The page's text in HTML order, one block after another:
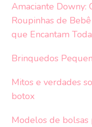
Amaciante Downy:
Roupinhas de
que Encantam
Brinquedos
Mitos e verdades
botox
Modelos de bolsas